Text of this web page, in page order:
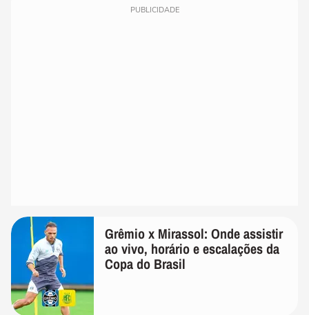
PUBLICIDADE
Grêmio x Mirassol: Onde assistir
ao vivo, horário e escalações da
Copa do Brasil